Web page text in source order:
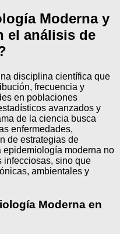
Moderna y
el análisis de
disciplina científica que
frecuencia y
en poblaciones
avanzados y
de la ciencia busca
enfermedades,
de estrategias de
epidemiología moderna no
infecciosas, sino que
ambientales y
Moderna en